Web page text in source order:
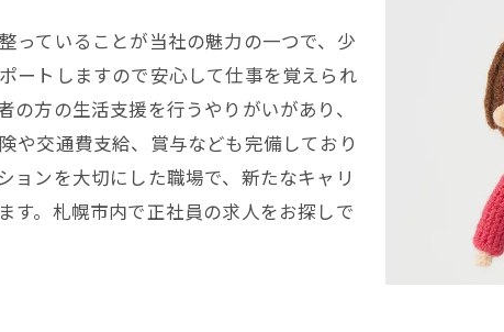
っていることが当社の魅力の一つで、少
ートしますので安心して仕事を覚えられ
方の生活支援を行うやりがいがあり、
や交通費支給、賞与なども完備しており
ョンを大切にした職場で、新たなキャリ
す。札幌市内で正社員の求人をお探しで